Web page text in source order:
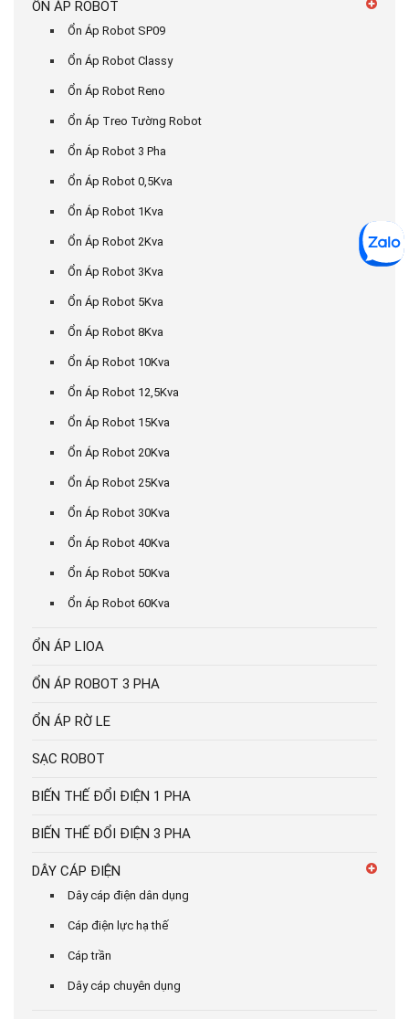
ỔN ÁP ROBOT
Ổn Áp Robot SP09
Ổn Áp Robot Classy
Ổn Áp Robot Reno
Ổn Áp Treo Tường Robot
Ổn Áp Robot 3 Pha
Ổn Áp Robot 0,5Kva
Ổn Áp Robot 1Kva
Ổn Áp Robot 2Kva
Ổn Áp Robot 3Kva
Ổn Áp Robot 5Kva
Ổn Áp Robot 8Kva
Ổn Áp Robot 10Kva
Ổn Áp Robot 12,5Kva
Ổn Áp Robot 15Kva
Ổn Áp Robot 20Kva
Ổn Áp Robot 25Kva
Ổn Áp Robot 30Kva
Ổn Áp Robot 40Kva
Ổn Áp Robot 50Kva
Ổn Áp Robot 60Kva
ỔN ÁP LIOA
ỔN ÁP ROBOT 3 PHA
ỔN ÁP RỜ LE
SẠC ROBOT
BIẾN THẾ ĐỔI ĐIỆN 1 PHA
BIẾN THẾ ĐỔI ĐIỆN 3 PHA
DÂY CÁP ĐIỆN
Dây cáp điện dân dụng
Cáp điện lực hạ thế
Cáp trần
Dây cáp chuyên dụng